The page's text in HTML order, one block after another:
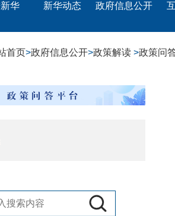
华 新华动态 政府信息公开
首页>政府信息公开>政策解读 >政策问